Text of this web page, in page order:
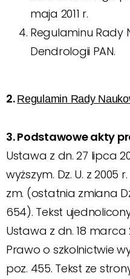
maja 2011 r.
Regulaminu Rady
Dendrologii PAN.
2. Regulamin Rady
3. Podstawowe akty
Ustawa z dn. 27 lipca
wyższym. Dz. U. z 2005
zm. (ostatnia zmiana Dz.
654). Tekst
Ustawa z dn. 18 marca
Prawo o szkolnictwie
poz. 455. Tekst ze